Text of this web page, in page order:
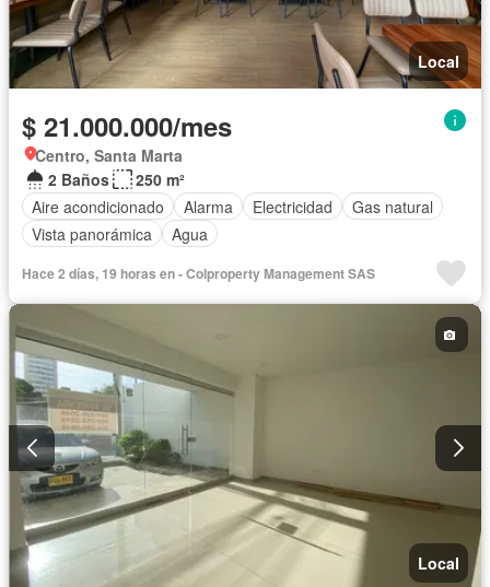
Local
$ 21.000.000/mes
Centro, Santa Marta
2 Baños
250 m²
Aire acondicionado
Alarma Electricidad
Gas natural
Vista panorámica
Agua
Hace 2 días, 19 horas en - Colproperty Management SAS
Local